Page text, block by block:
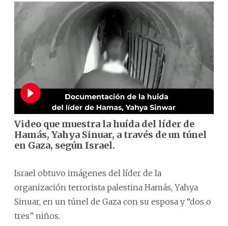
Video que muestra la huída del líder de
Hamás, Yahya Sinuar, a través de un túnel
en Gaza, según Israel.
Israel obtuvo imágenes del líder de la
organización terrorista palestina Hamás, Yahya
Sinuar, en un túnel de Gaza con su esposa y “dos o
tres” niños.